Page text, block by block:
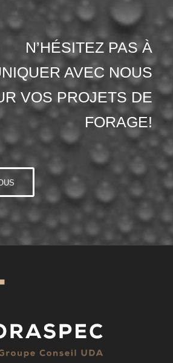
N’HÉSITEZ PAS À
AVEC NOUS
VOS PROJETS DE
FORAGE!